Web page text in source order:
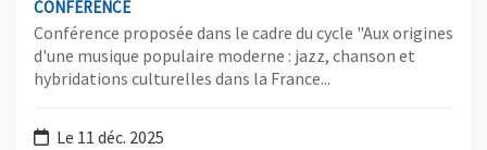
CONFÉRENCE
Conférence proposée dans le cadre du cycle "Aux origines
d'une musique populaire moderne : jazz, chanson et
hybridations culturelles dans la France...
Le 11 déc. 2025